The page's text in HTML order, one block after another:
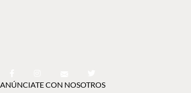
ANÚNCIATE CON NOSOTROS